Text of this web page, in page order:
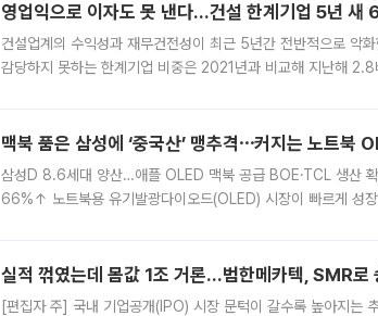
영업익으로 이자도 못 낸다…건설 한계기업 5년
건설업계의 수익성과 재무건전성이 최근 5년간 전반적으로 악
감당하지 못하는 한계기업 비중은 2021년과 비교해 지난해 2.8
맥북 품은 삼성에 ‘중국산’ 맹추격⋯커지는 노트북
삼성D 8.6세대 양산…애플 OLED 맥북 공급 BOE·TCL 생산
66%↑ 노트북용 유기발광다이오드(OLED) 시장이 빠르게 성
실적 꺾였는데 몸값 1조 거론…범한메카텍, SMR
[편집자 주] 국내 기업공개(IPO) 시장 문턱이 갈수록 높아지는